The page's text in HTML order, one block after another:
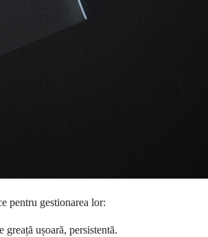
pentru gestionarea lor:
greață ușoară, persistentă.